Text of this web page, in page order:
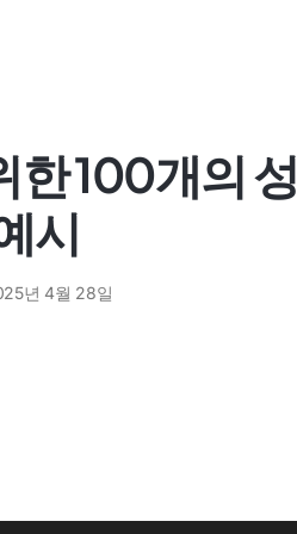
한 100개의 성
시
년 4월 28일